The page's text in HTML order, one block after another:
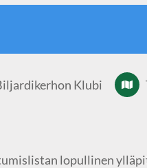
Klubi
lopullinen